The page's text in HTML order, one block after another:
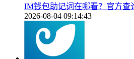
IM钱包助记词在哪看？官方查
2026-08-04 09:14:43